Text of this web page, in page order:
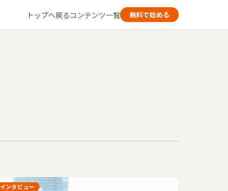
トップへ戻るコンテンツ一覧 無料で始める
インタビュー